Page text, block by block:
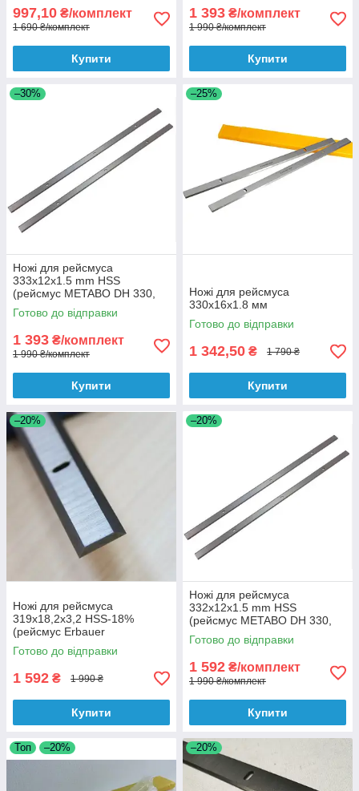
997,10 ₴/комплект
1 690 ₴/комплект
Купити
1 393 ₴/комплект
1 990 ₴/комплект
Купити
–30%
Ножі для рейсмуса
333x12x1.5 mm HSS
(рейсмус METABO DH 330,
DH 316, Dnipro-M KP-330,
Интерскол PC-330)
Готово до відправки
1 393 ₴/комплект
1 990 ₴/комплект
Купити
–25%
Ножі для рейсмуса
330x16x1.8 мм
Готово до відправки
1 342,50 ₴ 1 790 ₴
Купити
–20%
Ножі для рейсмуса
319x18,2x3,2 HSS-18%
(рейсмус Erbauer
ERB709BTE, JET JWP12)
Готово до відправки
1 592 ₴ 1 990 ₴
Купити
–20%
Ножі для рейсмуса
332x12x1.5 mm HSS
(рейсмус METABO DH 330,
DH 316, Интерскол PC-330)
Готово до відправки
1 592 ₴/комплект
1 990 ₴/комплект
Купити
Топ –20% –20%